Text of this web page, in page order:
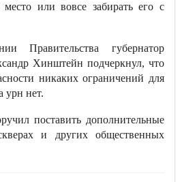
или вовсе забирать его с
Правительства губернатор
Хинштейн подчеркнул, что
никаких ограничений для
урн нет.
поставить дополнительные
и других общественных